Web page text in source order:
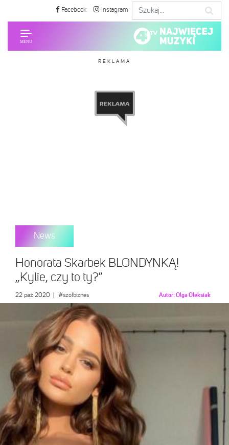
Facebook Instagram
REKLAMA
News
Honorata Skarbek BLONDYNKĄ!
„Kylie, czy to ty?”
22 paź 2020 #szołbiznes Autor:Olga Oleksiak